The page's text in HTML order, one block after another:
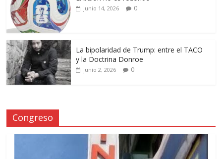
junio 14, 2026 0
La bipolaridad de Trump: entre el TACO
y la Doctrina Donroe
junio 2, 2026 0
Congreso